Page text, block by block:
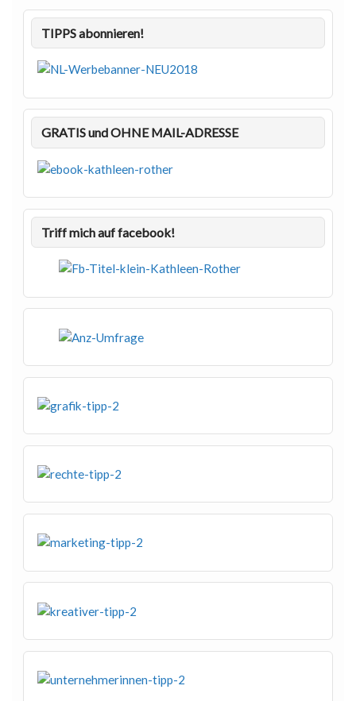
TIPPS abonnieren!
GRATIS und OHNE MAIL-ADRESSE
Triff mich auf facebook!